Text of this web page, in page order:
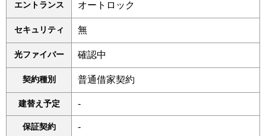
エントランス オートロック
セキュリティ 無
光ファイバー 確認中
契約種別 普通借家契約
建替え予定 -
保証契約 -